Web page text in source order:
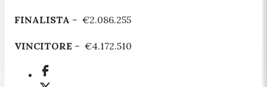
FINALISTA – €2.086.255
VINCITORE – €4.172.510